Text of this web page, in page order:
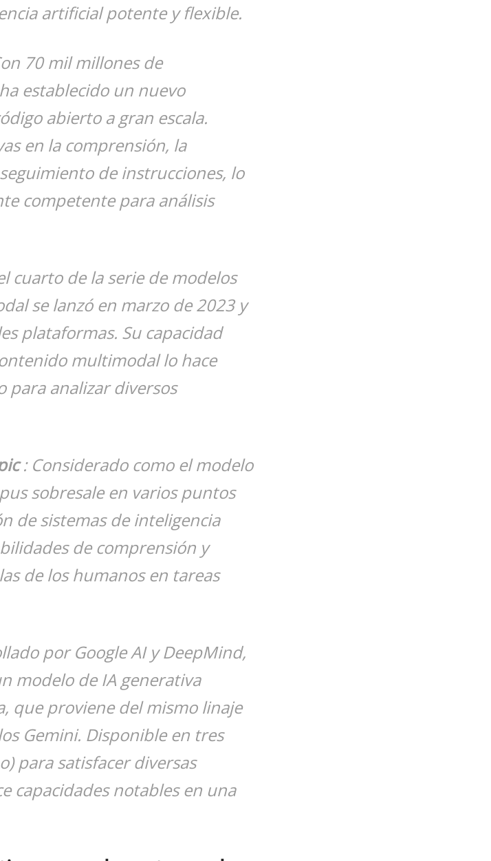
artificial potente y flexible.
70 mil millones de
establecido un nuevo
abierto a gran escala.
en la comprensión, la
de instrucciones, lo
competente para análisis
cuarto de la serie de modelos
se lanzó en marzo de 2023 y
plataformas. Su capacidad
multimodal lo hace
para analizar diversos
: Considerado como el modelo
sobresale en varios puntos
de sistemas de inteligencia
de comprensión y
de los humanos en tareas
por Google AI y DeepMind,
modelo de IA generativa
que proviene del mismo linaje
Gemini. Disponible en tres
para satisfacer diversas
capacidades notables en una